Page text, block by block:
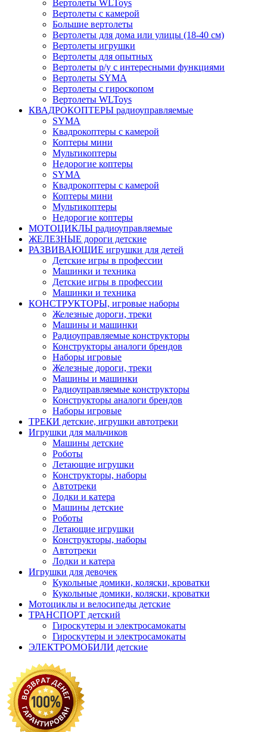
Вертолеты WLToys
Вертолеты с камерой
Большие вертолеты
Вертолеты для дома или улицы (18-40 см)
Вертолеты игрушки
Вертолеты для опытных
Вертолеты р/у с интересными функциями
Вертолеты SYMA
Вертолеты с гироскопом
Вертолеты WLToys
КВАДРОКОПТЕРЫ радиоуправляемые
SYMA
Квадрокоптеры с камерой
Коптеры мини
Мультикоптеры
Недорогие коптеры
SYMA
Квадрокоптеры с камерой
Коптеры мини
Мультикоптеры
Недорогие коптеры
МОТОЦИКЛЫ радиоуправляемые
ЖЕЛЕЗНЫЕ дороги детские
РАЗВИВАЮЩИЕ игрушки для детей
Детские игры в профессии
Машинки и техника
Детские игры в профессии
Машинки и техника
КОНСТРУКТОРЫ, игровые наборы
Железные дороги, треки
Машины и машинки
Радиоуправляемые конструкторы
Конструкторы аналоги брендов
Наборы игровые
Железные дороги, треки
Машины и машинки
Радиоуправляемые конструкторы
Конструкторы аналоги брендов
Наборы игровые
ТРЕКИ детские, игрушки автотреки
Игрушки для мальчиков
Машины детские
Роботы
Летающие игрушки
Конструкторы, наборы
Автотреки
Лодки и катера
Машины детские
Роботы
Летающие игрушки
Конструкторы, наборы
Автотреки
Лодки и катера
Игрушки для девочек
Кукольные домики, коляски, кроватки
Кукольные домики, коляски, кроватки
Мотоциклы и велосипеды детские
ТРАНСПОРТ детский
Гироскутеры и электросамокаты
Гироскутеры и электросамокаты
ЭЛЕКТРОМОБИЛИ детские